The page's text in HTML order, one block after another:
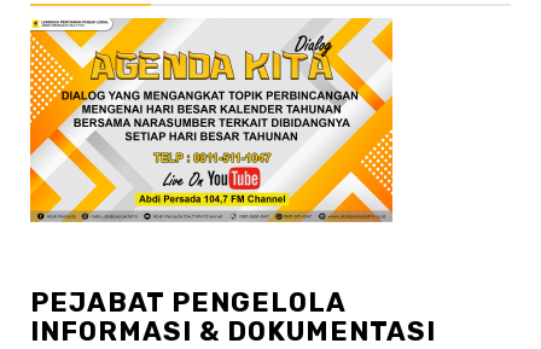
PEJABAT PENGELOLA
INFORMASI & DOKUMENTASI